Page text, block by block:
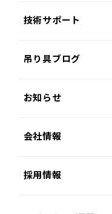
技術サポート
吊り具ブログ
お知らせ
会社情報
採用情報